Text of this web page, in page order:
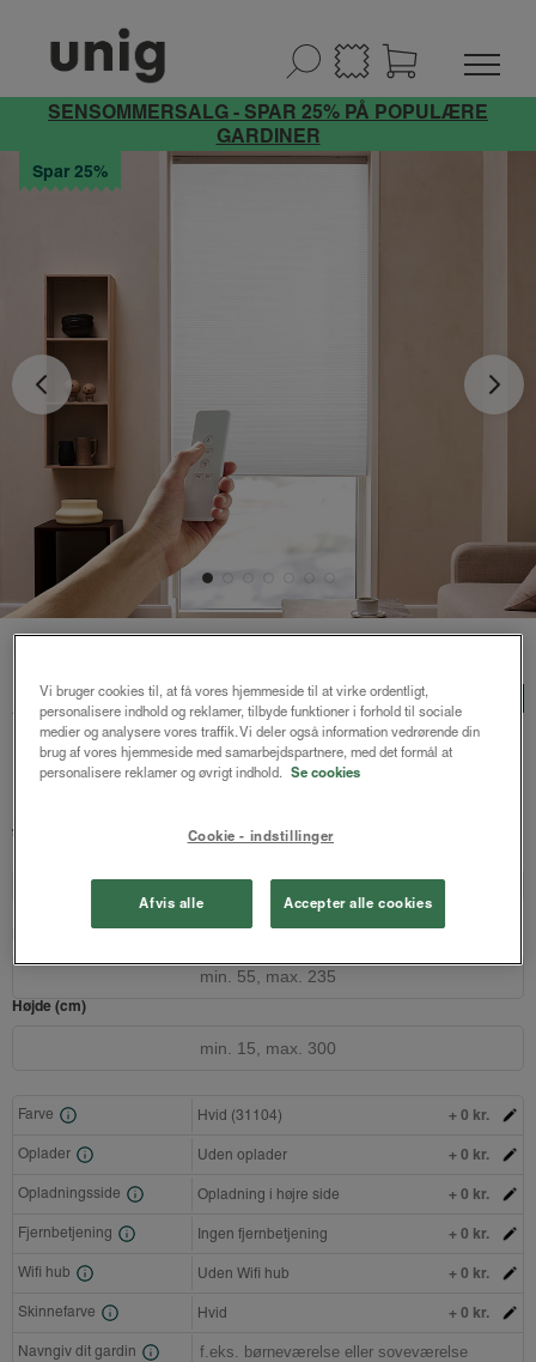
SENSOMMERSALG - SPAR 25% PÅ POPULÆRE
GARDINER
Spar 25%
Astrid plisségardin
m/motor
Hvid
1939 kr.
2585 kr.
Design dit gardin Læs opmålingsvejledningen
Bredde (cm)
Højde (cm)
Farve Hvid (31104) + 0 kr.
Oplader Uden oplader + 0 kr.
Opladningsside Opladning i højre side + 0 kr.
Fjernbetjening Ingen fjernbetjening + 0 kr.
Wifi hub Uden Wifi hub + 0 kr.
Skinnefarve Hvid + 0 kr.
Navngiv dit gardin
Vi bruger cookies til, at få vores hjemmeside til at virke ordentligt,
personalisere indhold og reklamer, tilbyde funktioner i forhold til sociale
medier og analysere vores traffik. Vi deler også information vedrørende din
brug af vores hjemmeside med samarbejdspartnere, med det formål at
personalisere reklamer og øvrigt indhold. Se cookies
Cookie - indstillinger
Afvis alle Accepter alle cookies